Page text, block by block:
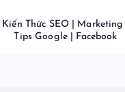
Kiến Thức SEO | Marketing |
Tips Google | Facebook